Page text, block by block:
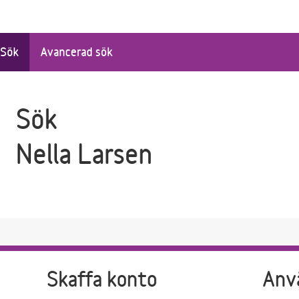
Sök Avancerad sök
Sök
Nella Larsen
Skaffa konto